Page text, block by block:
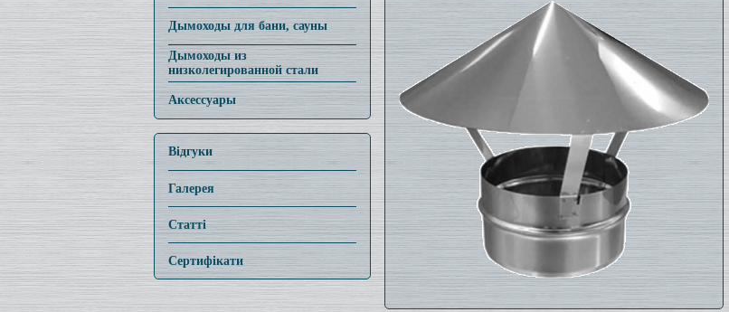
Дымоходы для бани, сауны
Дымоходы из
низколегированной стали
Аксессуары
Відгуки
Галерея
Статті
Сертифікати